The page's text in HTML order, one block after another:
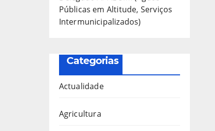
Públicas em Altitude, Serviços
Intermunicipalizados)
Categorias
Actualidade
Agricultura